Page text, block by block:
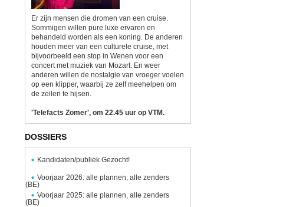
Er zijn mensen die dromen van een cruise.
Sommigen willen pure luxe ervaren en
behandeld worden als een koning. De anderen
houden meer van een culturele cruise, met
bijvoorbeeld een stop in Wenen voor een
concert met muziek van Mozart. En weer
anderen willen de nostalgie van vroeger voelen
op een klipper, waarbij ze zelf meehelpen om
de zeilen te hijsen.
'Telefacts Zomer', om 22.45 uur op VTM.
DOSSIERS
Kandidaten/publiek Gezocht!
Voorjaar 2026: alle plannen, alle zenders
(BE)
Voorjaar 2025: alle plannen, alle zenders
(BE)